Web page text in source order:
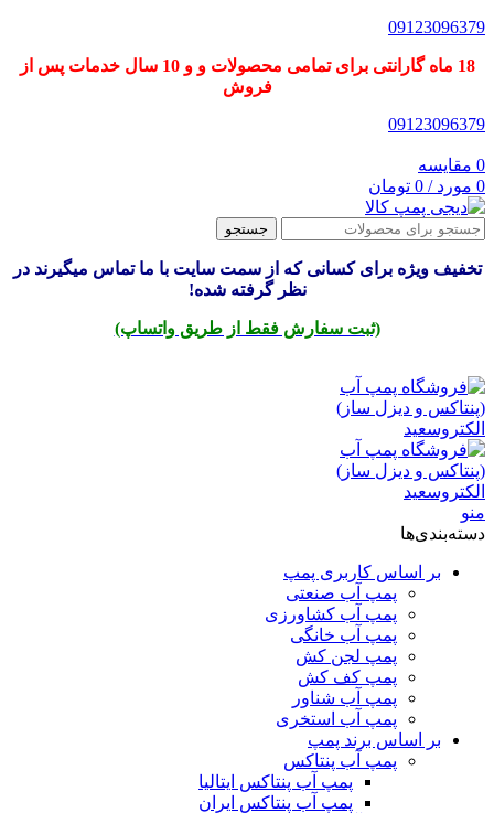
09123096379
18 ماه گارانتی برای تمامی محصولات و و 10 سال خدمات پس از
فروش
09123096379
0 مقایسه
0 مورد /
0 تومان
جستجو
تخفیف ویژه برای کسانی که از سمت سایت با ما تماس میگیرند در
نظر گرفته شده!
(ثبت سفارش فقط از طریق واتساپ)
منو
دسته‌بندی‌ها
بر اساس کاربری پمپ
پمپ آب صنعتی
پمپ آب کشاورزی
پمپ آب خانگی
پمپ لجن کش
پمپ کف کش
پمپ آب شناور
پمپ آب استخری
بر اساس برند پمپ
پمپ آب پنتاکس
پمپ آب پنتاکس ایتالیا
پمپ آب پنتاکس ایران